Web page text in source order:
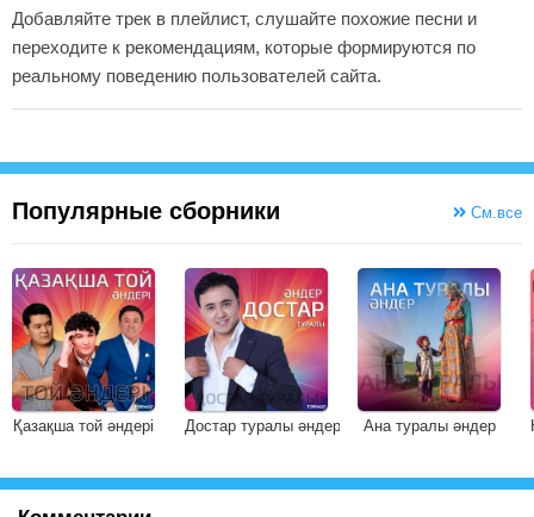
Добавляйте трек в плейлист, слушайте похожие песни и
переходите к рекомендациям, которые формируются по
реальному поведению пользователей сайта.
Популярные сборники См.все
Қазақша той әндері Достар туралы әндер Ана туралы әндер